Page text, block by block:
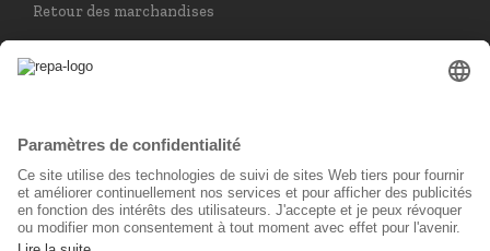
Retour des marchandises
Choisir la langue
Français
Réseau social